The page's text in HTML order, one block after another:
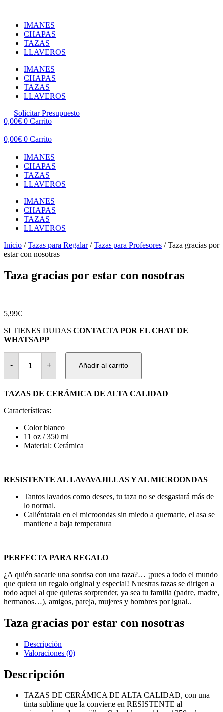
contenidoIMANES
CHAPAS
TAZAS
LLAVEROS
IMANES
CHAPAS
TAZAS
LLAVEROS
Solicitar Presupuesto
0,00€ 0 Carrito
0,00€ 0 Carrito
IMANES
CHAPAS
TAZAS
LLAVEROS
IMANES
CHAPAS
TAZAS
LLAVEROS
Inicio /Tazas para Regalar/Tazas para Profesores / Taza gracias por
estar con nosotras
Taza gracias por estar con nosotras
5,99€
SI TIENES DUDAS CONTACTA POR EL CHAT DE
WHATSAPP
-
Taza
gracias
estar
nosotras
+ Añadir al carrito
TAZAS DE CERÁMICA DE ALTA CALIDAD
Características:
Color blanco
11 oz / 350 ml
Material: Cerámica
RESISTENTE AL LAVAVAJILLAS Y AL MICROONDAS
Tantos lavados como desees, tu taza no se desgastará más de
lo normal.
Caliéntatala en el microondas sin miedo a quemarte, el asa se
mantiene a baja temperatura
PERFECTA PARA REGALO
¿A quién sacarle una sonrisa con una taza?… ¡pues a todo el mundo
que quiera un regalo original y especial! Nuestras tazas se dirigen a
todo aquel al que quieras sorprender, ya sea tu familia (padre, madre,
hermanos…), amigos, pareja, mujeres y hombres por igual..
Taza gracias por estar con nosotras
Descripción
Valoraciones (0)
Descripción
TAZAS DE CERÁMICA DE ALTA CALIDAD, con una
tinta sublime que la convierte en RESISTENTE al